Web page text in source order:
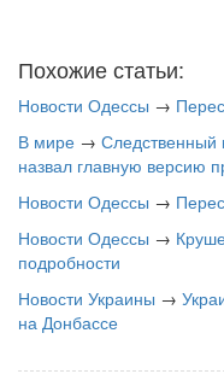
Похожие статьи:
Новости Одессы →
В мире → Следственный
назвал главную версию
Новости Одессы →
Новости Одессы →
подробности
Новости Украины →
на Донбассе